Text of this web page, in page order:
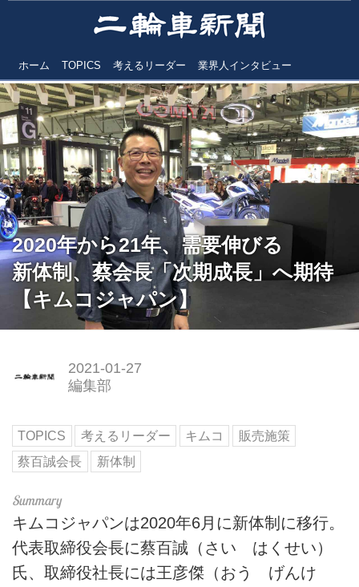
ホーム TOPICS 考えるリーダー 業界人インタビュー
2020年から21年、需要伸びる
新体制、蔡会長「次期成長」へ期待
【キムコジャパン】
2021-01-27
編集部
TOPICS 考えるリーダー キムコ
販売施策
蔡百誠会長
新体制
キムコジャパンは2020年6月に新体制に移行。
代表取締役会長に蔡百誠（さい はくせい）
氏、取締役社長には王彦傑（おう げんけ